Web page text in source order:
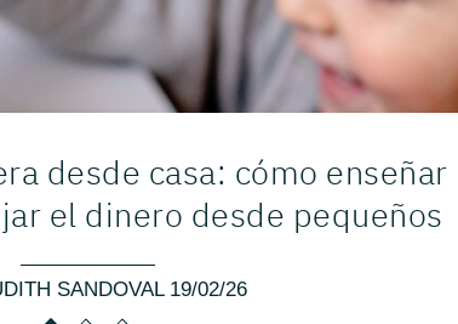
desde casa: cómo enseñar
el dinero desde pequeños
SANDOVAL 19/02/26